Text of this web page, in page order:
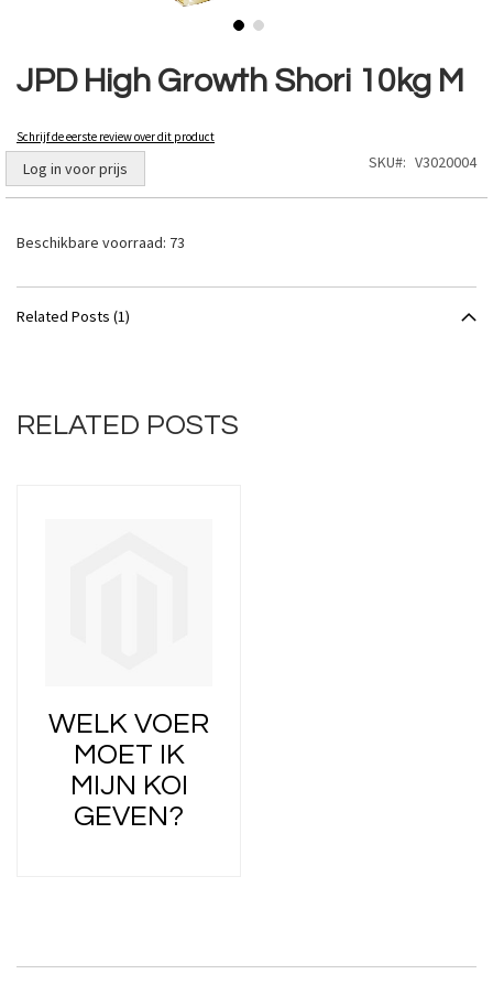
JPD High Growth Shori 10kg M
Schrijf de eerste review over dit product
Log in voor prijs SKU V3020004
Beschikbare voorraad: 73
naar
het
van
afbeeldingen-
gallerij
Related Posts (1)
RELATED POSTS
WELK VOER
MOET IK
MIJN KOI
GEVEN?